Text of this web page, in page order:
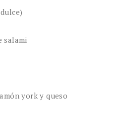
salami
york y queso